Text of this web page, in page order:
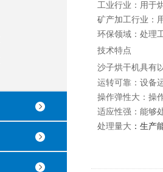
工业行业 ：用于
矿产加工行业 ：
环保领域 ：处理
技术特点
沙子烘干机具有
运转可靠 ：设备
操作弹性大 ：操
适应性强 ：能够
处理量大 ：生产